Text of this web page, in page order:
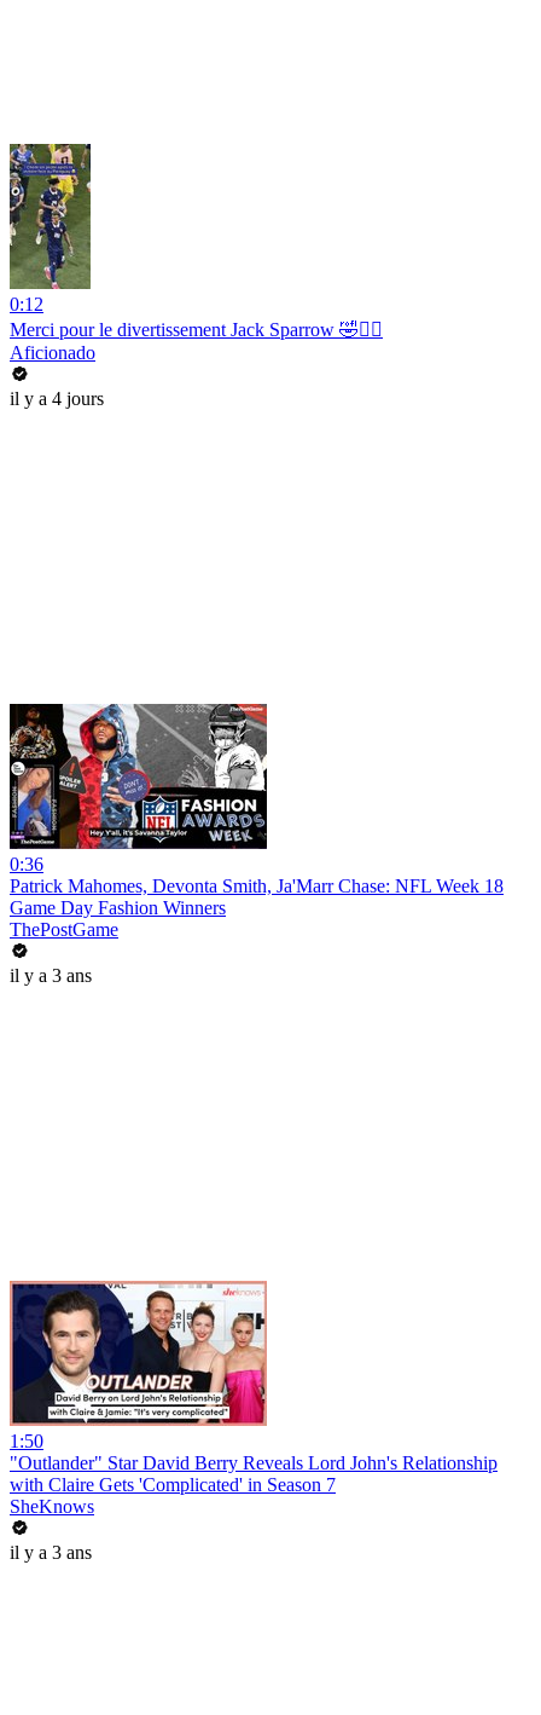
0:12
Merci pour le divertissement Jack Sparrow 🤣🏴‍☠️
Aficionado
il y a 4 jours
0:36
Patrick Mahomes, Devonta Smith, Ja'Marr Chase: NFL Week 18
Game Day Fashion Winners
ThePostGame
il y a 3 ans
1:50
"Outlander" Star David Berry Reveals Lord John's Relationship
with Claire Gets 'Complicated' in Season 7
SheKnows
il y a 3 ans